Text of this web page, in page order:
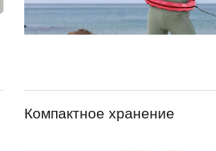
Компактное хранение